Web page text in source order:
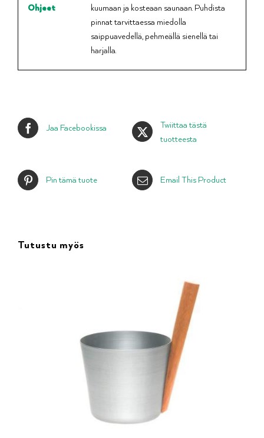
Ohjeet
kuumaan ja kosteaan saunaan. Puhdista
pinnat tarvittaessa miedolla
saippuavedellä, pehmeällä sienellä tai
harjalla.
Jaa Facebookissa
Twiittaa tästä
tuotteesta
Pin tämä tuote Email This Product
Tutustu myös